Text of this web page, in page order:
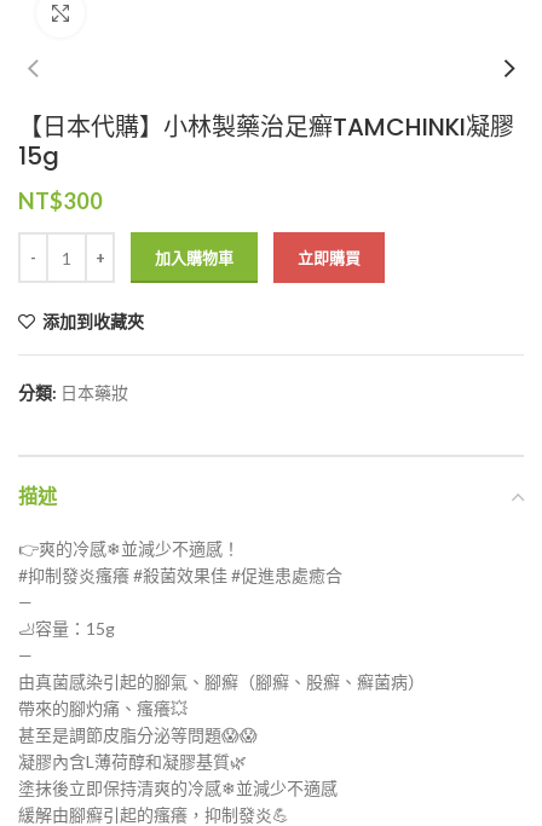
【日本代購】小林製藥治足癬TAMCHINKI凝膠
15g
NT$300
加入購物車 立即購買
添加到收藏夾
分類: 日本藥妝
描述
👉爽的冷感❄並減少不適感！
#抑制發炎瘙癢 #殺菌效果佳 #促進患處癒合
—
🦶容量：15g
—
由真菌感染引起的腳氣、腳癬（腳癬、股癬、癬菌病）
帶來的腳灼痛、瘙癢💥
甚至是調節皮脂分泌等問題😱😱
凝膠內含​L薄荷醇和凝膠基質🌿
塗抹後立即保持清爽的冷感❄並減少不適感
緩解由腳癬引起的瘙癢，抑制發炎💪